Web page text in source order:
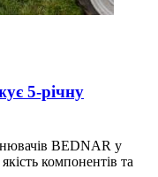
5-річну
BEDNAR у
компонентів та